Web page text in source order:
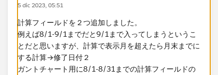
5 dic 2023, 05:51
計算フィールドを２つ追加しました。
例えば8/1-9/1までだと9/1まで入ってしまうというこ
とだと思いますが、計算で表示月を超えたら月末までに
する計算→修了日付２
ガントチャート用に8/1-8/31までの計算フィールドの